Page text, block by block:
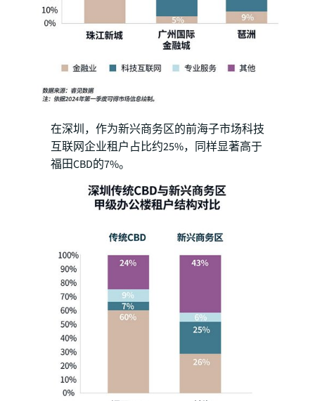
在深圳，作为新兴商务区的前海子市场科技
互联网企业租户占比约25%，同样显著高于
福田CBD的7%。